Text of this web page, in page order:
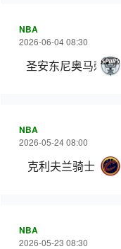
NBA
2026-06-04 08:30
圣安东尼奥马刺
NBA
2026-05-24 08:00
克利夫兰骑士
NBA
2026-05-23 08:30